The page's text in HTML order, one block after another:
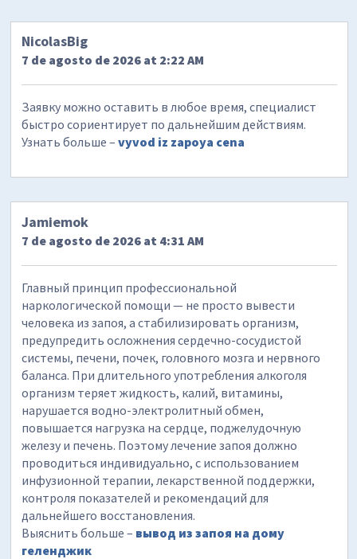
NicolasBig
7 de agosto de 2026 at 2:22 AM
Заявку можно оставить в любое время, специалист
быстро сориентирует по дальнейшим действиям.
Узнать больше –vyvod iz zapoya cena
Jamiemok
7 de agosto de 2026 at 4:31 AM
Главный принцип профессиональной
наркологической помощи — не просто вывести
человека из запоя, а стабилизировать организм,
предупредить осложнения сердечно-сосудистой
системы, печени, почек, головного мозга и нервного
баланса. При длительного употребления алкоголя
организм теряет жидкость, калий, витамины,
нарушается водно-электролитный обмен,
повышается нагрузка на сердце, поджелудочную
железу и печень. Поэтому лечение запоя должно
проводиться индивидуально, с использованием
инфузионной терапии, лекарственной поддержки,
контроля показателей и рекомендаций для
дальнейшего восстановления.
Выяснить больше – вывод из запоя на дому
геленджик